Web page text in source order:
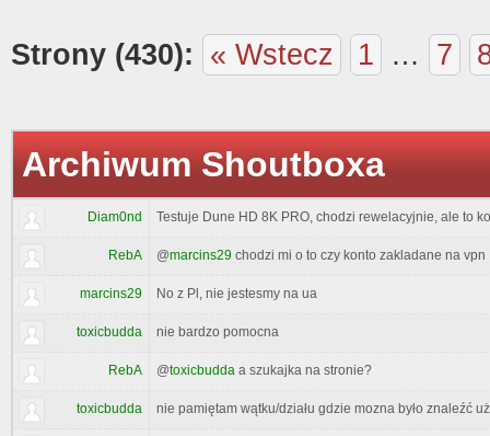
Strony (430): « Wstecz 1 … 7
Archiwum Shoutboxa
Diam0nd Testuje Dune HD 8K PRO, chodzi rewelacyjnie, ale to
RebA @marcins29 chodzi mi o to czy konto zakladane na vpn
marcins29 No z Pl, nie jestesmy na ua
toxicbudda nie bardzo pomocna
RebA @toxicbudda a szukajka na stronie?
toxicbudda nie pamiętam wątku/działu gdzie mozna było znaleźć